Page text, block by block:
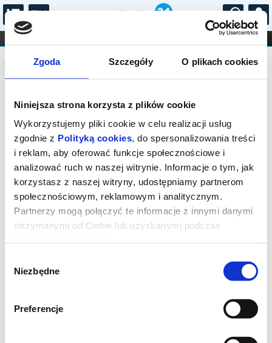
Zgoda Szczegóły O plikach cookies
Niniejsza strona korzysta z plików cookie
Wykorzystujemy pliki cookie w celu realizacji usług
zgodnie z Polityką cookies, do spersonalizowania treści
i reklam, aby oferować funkcje społecznościowe i
analizować ruch w naszej witrynie. Informacje o tym, jak
korzystasz z naszej witryny, udostępniamy partnerom
społecznościowym, reklamowym i analitycznym.
Partnerzy mogą połączyć te informacje z innymi danymi
otrzymanymi od Ciebie lub uzyskanymi podczas
zgody
Niezbędne
Preferencje
...
FILHARMONIA OPERA I BALET
STAND-UP
DLA DZIECI
Komunikat
Sprzedaż biletów on-line na wydarzenie
została zakończona.